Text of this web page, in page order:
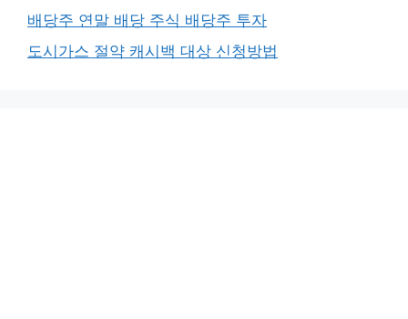
배당주 연말 배당 주식 배당주 투자
도시가스 절약 캐시백 대상 신청방법